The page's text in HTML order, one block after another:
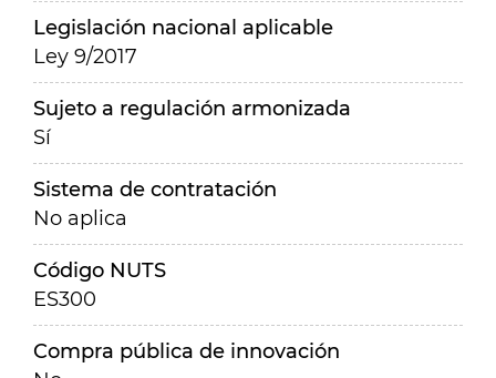
Legislación nacional aplicable
Ley 9/2017
Sujeto a regulación armonizada
Sí
Sistema de contratación
No aplica
Código NUTS
ES300
Compra pública de innovación